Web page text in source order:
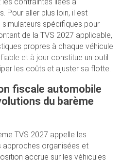
Pour aller plus loin, il est
spécifiques pour
de la TVS 2027 applicable,
propres à chaque véhicule
et à jourconstitue un outil
les coûts et ajuster sa flotte.
fiscale automobile
du barème
TVS 2027 appelle les
organisées et
accrue sur les véhicules